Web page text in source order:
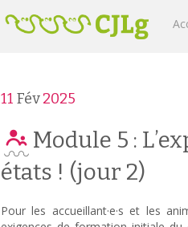
11 Fév2025
Module 5 :
états ! (jour 2)
Pour les accueillant·e·s et les